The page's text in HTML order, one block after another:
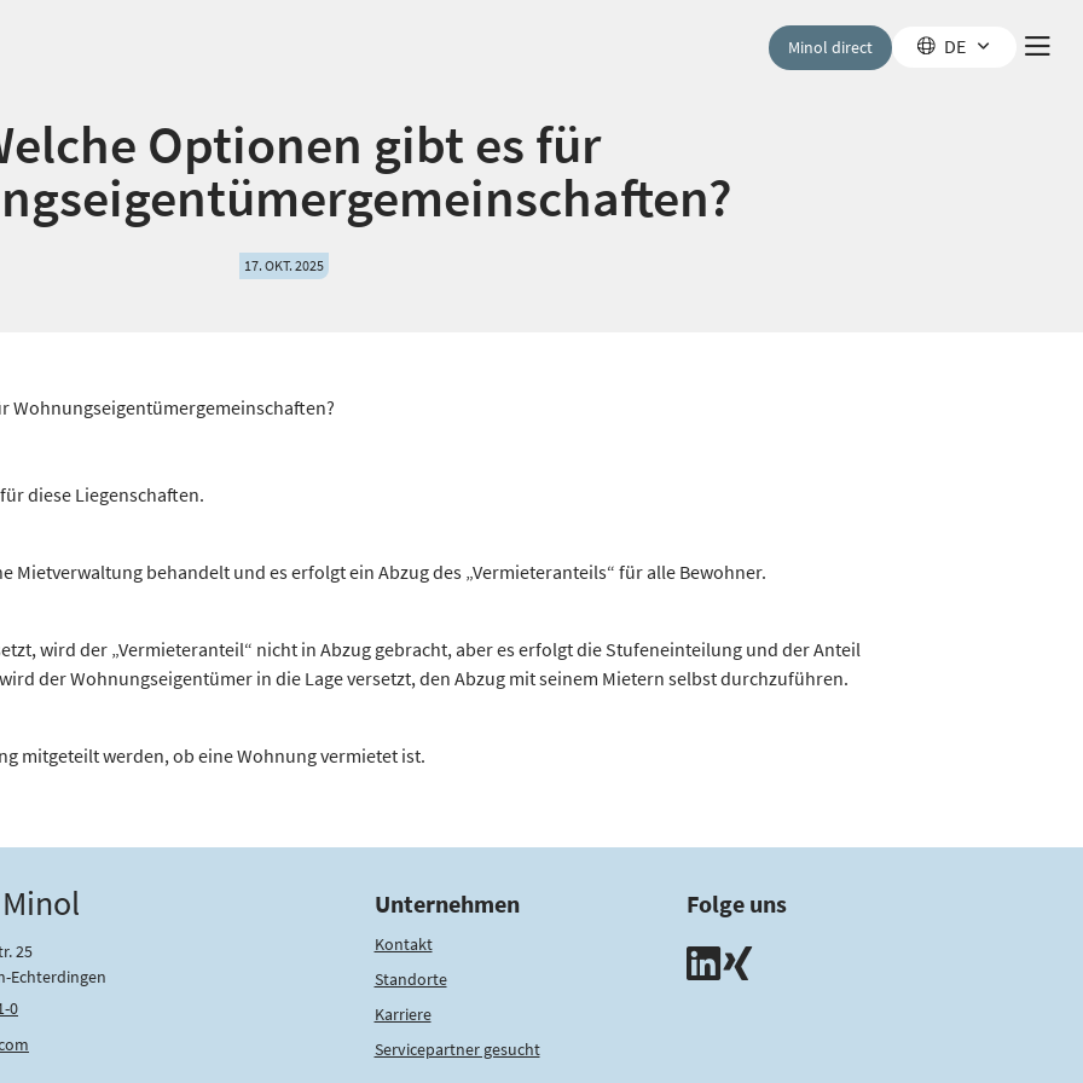
Minol direct DE
Optionen gibt es für
17. OKT. 2025
Wohnungseigentümergemeinschaften?
diese Liegenschaften.
Mietverwaltung behandelt und es erfolgt ein Abzug des „Vermieter­anteils“ für alle Bewohner.
wird der „Vermieter­anteil“ nicht in Abzug gebracht, aber es erfolgt die Stufen­einteilung und der Anteil
der Wohnungs­eigentümer in die Lage versetzt, den Abzug mit seinem Mietern selbst durchzuführen.
mitgeteilt werden, ob eine Wohnung vermietet ist.
25
Echterdingen
0
Unternehmen
Kontakt
Standorte
Karriere
Servicepartner gesucht
Folge uns